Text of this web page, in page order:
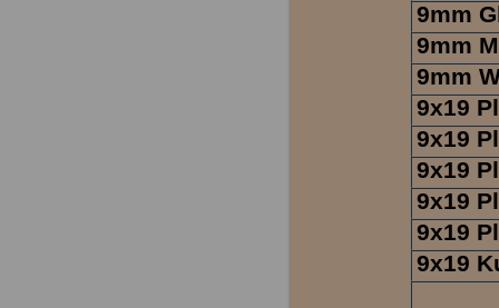
9mm
9mm
9mm
9x19
9x19
9x19
9x19
9x19
9x19